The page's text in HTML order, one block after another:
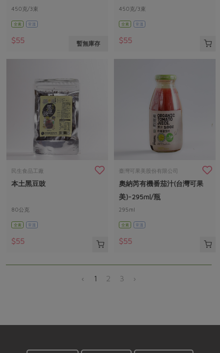
450克/3束
全素 常溫
$55 暫無庫存
450克/3束
全素 常溫
$55
民生食品工廠
本土黑豆豉
80公克
全素 常溫
$55
臺灣可果美股份有限公司
奧納芮有機番茄汁(台灣可果
美)-295ml/瓶
295ml
全素 常溫
$55
‹ 1 2 3 ›